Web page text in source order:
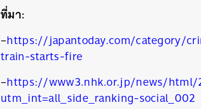
ที่มา:
–https://japantoday.com/category/
train-starts-fire
–https://www3.nhk.or.jp/news/html/
utm_int=all_side_ranking-social_002